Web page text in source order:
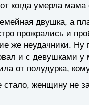
когда умерла мама
двушка, а
прожрались и
же неудачники.
и с девушками
от полудурка,
женщину не